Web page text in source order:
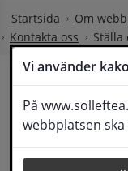
Vi använder
På
webbplatsen
Startsida
Om
Kontakta oss
Ställa
Ställa en fråga
Om din fråga